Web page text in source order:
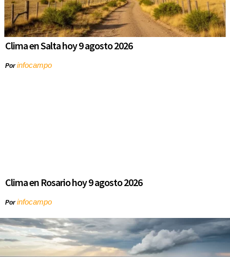
Clima en Salta hoy 9 agosto 2026
Porinfocampo
Clima en Rosario hoy 9 agosto 2026
Porinfocampo